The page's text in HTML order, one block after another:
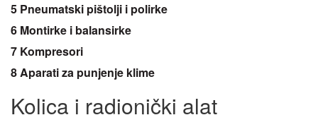
5 Pneumatski pištolji i polirke
6 Montirke i balansirke
7 Kompresori
8 Aparati za punjenje klime
Kolica i radionički alat